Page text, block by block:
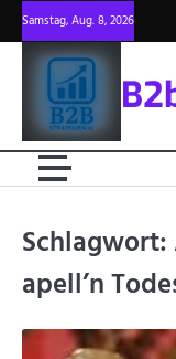
Skip
to
content
Samstag, Aug. 8, 2026
Schlagwort:
apell’n